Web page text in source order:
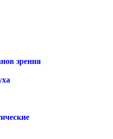
зрения